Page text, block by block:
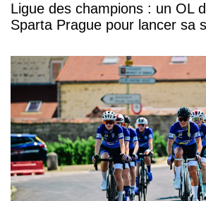
Ligue des champions : un OL
Sparta Prague pour lancer sa